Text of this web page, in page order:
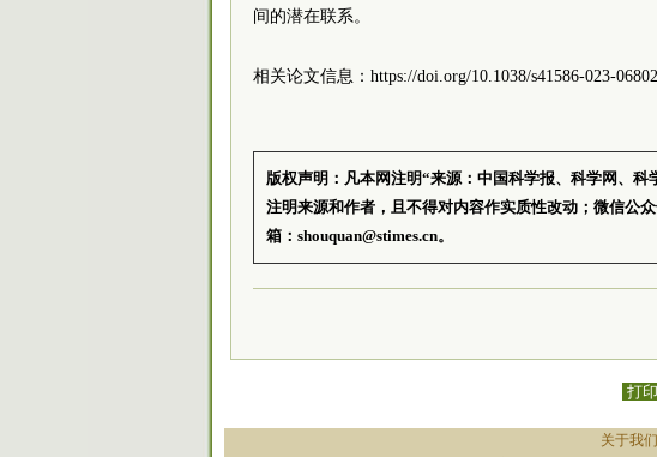
间的潜在联系。
相关论文信息：https://doi.org/10.1038/s41586-023-
版权声明：凡本网注明“来源：中国科学报、科学网、
注明来源和作者，且不得对内容作实质性改动；微信公
箱：shouquan@stimes.cn。
打印
关于我们